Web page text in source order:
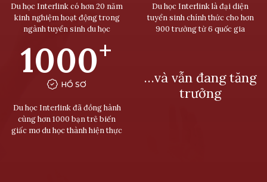
Du học Interlink có hơn 20 năm
kinh nghiệm hoạt động trong
ngành tuyển sinh du học
Du học Interlink là đại diện
tuyển sinh chính thức cho hơn
900 trường từ 6 quốc gia
1000+
HỒ SƠ
Du học Interlink đã đồng hành
cùng hơn 1000 bạn trẻ biến
giấc mơ du học thành hiện thực
…và vẫn đang tăng
trưởng